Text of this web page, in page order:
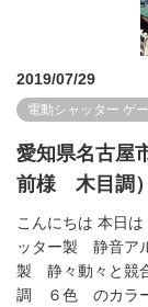
2019/07/29
電動シャッター ゲ
愛知県名古屋
前様 木目調
こんにちは 本日
ッター製 静音ア
製 静々動々と競
調 ６色 のカラ